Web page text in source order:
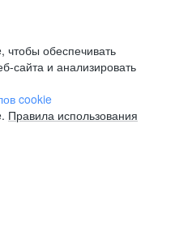
обеспечивать
сайта и анализировать
cookie
Правила использования